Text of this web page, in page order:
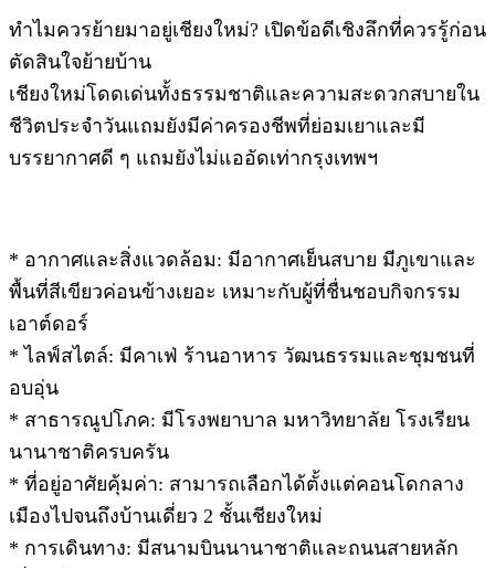
ทำไมควรย้ายมาอยู่เชียงใหม่? เปิดข้อดีเชิงลึกที่ควรรู้ก่อน
ตัดสินใจย้ายบ้าน
เชียงใหม่โดดเด่นทั้งธรรมชาติและความสะดวกสบายใน
ชีวิตประจำวันแถมยังมีค่าครองชีพที่ย่อมเยาและมี
บรรยากาศดี ๆ แถมยังไม่แออัดเท่ากรุงเทพฯ
* อากาศและสิ่งแวดล้อม: มีอากาศเย็นสบาย มีภูเขาและ
พื้นที่สีเขียวค่อนข้างเยอะ เหมาะกับผู้ที่ชื่นชอบกิจกรรม
เอาต์ดอร์
* ไลฟ์สไตล์: มีคาเฟ่ ร้านอาหาร วัฒนธรรมและชุมชนที่
อบอุ่น
* สาธารณูปโภค: มีโรงพยาบาล มหาวิทยาลัย โรงเรียน
นานาชาติครบครัน
* ที่อยู่อาศัยคุ้มค่า: สามารถเลือกได้ตั้งแต่คอนโดกลาง
เมืองไปจนถึงบ้านเดี่ยว 2 ชั้นเชียงใหม่
* การเดินทาง: มีสนามบินนานาชาติและถนนสายหลัก